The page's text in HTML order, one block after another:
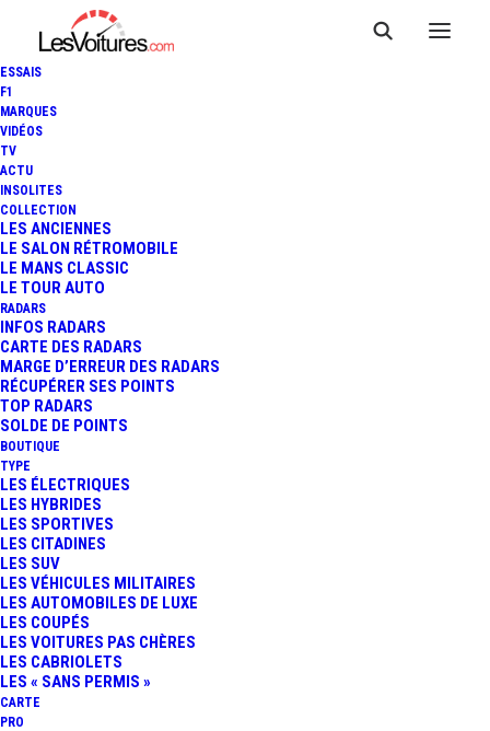
ESSAIS
F1
MARQUES
VIDÉOS
TV
ACTU
INSOLITES
COLLECTION
LES ANCIENNES
LE SALON RÉTROMOBILE
LE MANS CLASSIC
LE TOUR AUTO
RADARS
INFOS RADARS
CARTE DES RADARS
MARGE D’ERREUR DES RADARS
RÉCUPÉRER SES POINTS
TOP RADARS
SOLDE DE POINTS
BOUTIQUE
TYPE
LES ÉLECTRIQUES
LES HYBRIDES
LES SPORTIVES
LES CITADINES
LES SUV
LES VÉHICULES MILITAIRES
LES AUTOMOBILES DE LUXE
LES COUPÉS
LES VOITURES PAS CHÈRES
LES CABRIOLETS
LES « SANS PERMIS »
CARTE
PRO
1 juillet 2013
24 HEURES DU MANS :
L’ÉDITION 2013 À
TRAVERS L’OBJECTIF DE
SÉBASTIEN ALVAREZ…
24 juin 2013
Alpine
Sport Auto, 24 Heures Du Mans
Rédaction
Essais & Reportages
24 HEURES DU MANS